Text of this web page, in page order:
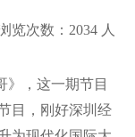
览次数：2034 人
，这一期节目
目，刚好深圳经